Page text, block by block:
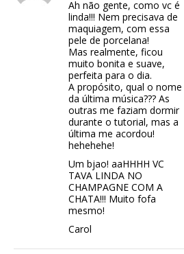
Ah não gente, como vc é
linda!!! Nem precisava de
maquiagem, com essa
pele de porcelana!
Mas realmente, ficou
muito bonita e suave,
perfeita para o dia.
A propósito, qual o nome
da última música??? As
outras me faziam dormir
durante o tutorial, mas a
última me acordou!
hehehehe!
Um bjao! aaHHHH VC
TAVA LINDA NO
CHAMPAGNE COM A
CHATA!!! Muito fofa
mesmo!
Carol